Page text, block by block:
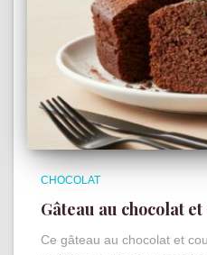
CHOCOLAT
Gâteau au chocolat
Ce gâteau au chocolat et